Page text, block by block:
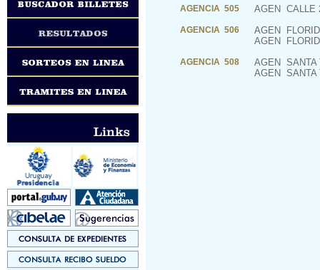
AGENCIA 505 AGEN CALLE
AGENCIA 506 AGEN
AGEN
AGENCIA 508 AGEN SANTA
AGEN SANTA